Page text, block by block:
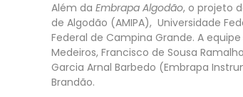
Além da Embrapa Algodão, o projeto
de Algodão (AMIPA), Universidade
Federal de Campina Grande. A
Medeiros, Francisco de Sousa
Garcia Arnal Barbedo (Embrapa
Brandão.